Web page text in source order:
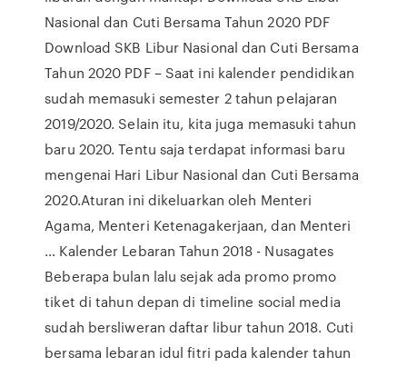
Nasional dan Cuti Bersama Tahun 2020 PDF
Download SKB Libur Nasional dan Cuti Bersama
Tahun 2020 PDF – Saat ini kalender pendidikan
sudah memasuki semester 2 tahun pelajaran
2019/2020. Selain itu, kita juga memasuki tahun
baru 2020. Tentu saja terdapat informasi baru
mengenai Hari Libur Nasional dan Cuti Bersama
2020.Aturan ini dikeluarkan oleh Menteri
Agama, Menteri Ketenagakerjaan, dan Menteri
… Kalender Lebaran Tahun 2018 - Nusagates
Beberapa bulan lalu sejak ada promo promo
tiket di tahun depan di timeline social media
sudah bersliweran daftar libur tahun 2018. Cuti
bersama lebaran idul fitri pada kalender tahun